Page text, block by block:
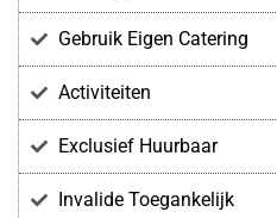
Gebruik Eigen Catering
Activiteiten
Exclusief Huurbaar
Invalide Toegankelijk